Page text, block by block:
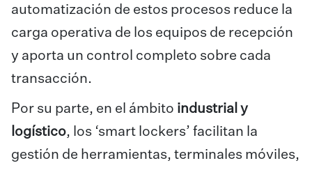
automatización de estos procesos reduce la
carga operativa de los equipos de recepción
y aporta un control completo sobre cada
transacción.
Por su parte, en el ámbito industrial y
logístico, los ‘smart lockers’ facilitan la
gestión de herramientas, terminales móviles,